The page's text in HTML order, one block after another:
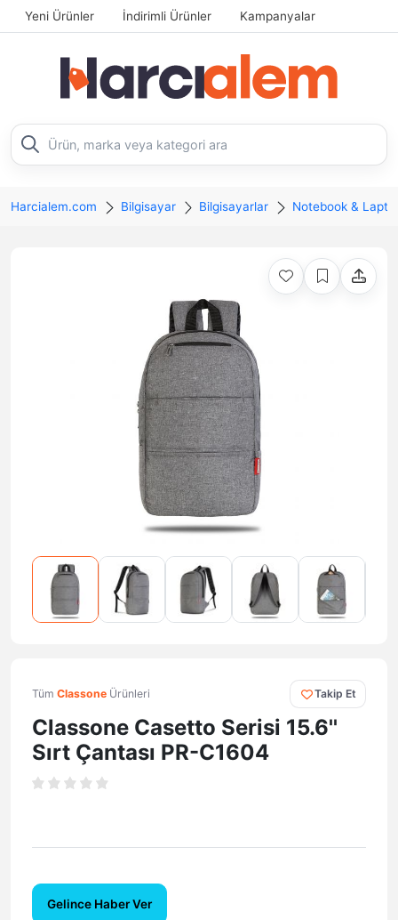
Yeni Ürünler İndirimli Ürünler Kampanyalar
Harcialem.com Bilgisayar Bilgisayarlar Notebook &
Tüm Classone Ürünleri Takip Et
Classone Casetto Serisi 15.6''
Sırt Çantası PR-C1604
Gelince Haber Ver